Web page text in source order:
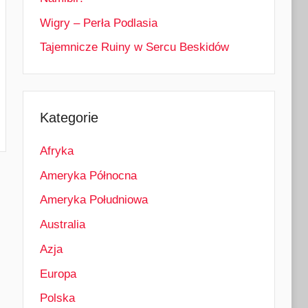
Wigry – Perła Podlasia
Tajemnicze Ruiny w Sercu Beskidów
Kategorie
Afryka
Ameryka Północna
Ameryka Południowa
Australia
Azja
Europa
Polska